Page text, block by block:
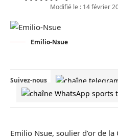
Modifié le : 14 février
Emilio-Nsue
Suivez-nous
Emilio Nsue, soulier d’or de la